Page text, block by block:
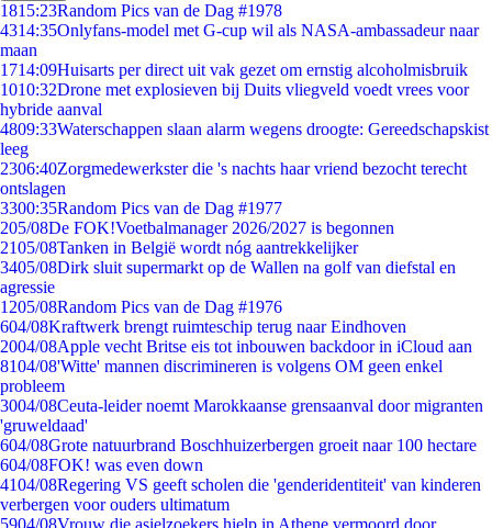
1815:23Random Pics van de Dag #1978
4314:35Onlyfans-model met G-cup wil als NASA-ambassadeur naar
maan
1714:09Huisarts per direct uit vak gezet om ernstig alcoholmisbruik
1010:32Drone met explosieven bij Duits vliegveld voedt vrees voor
hybride aanval
4809:33Waterschappen slaan alarm wegens droogte: Gereedschapskist
leeg
2306:40Zorgmedewerkster die 's nachts haar vriend bezocht terecht
ontslagen
3300:35Random Pics van de Dag #1977
205/08De FOK!Voetbalmanager 2026/2027 is begonnen
2105/08Tanken in België wordt nóg aantrekkelijker
3405/08Dirk sluit supermarkt op de Wallen na golf van diefstal en
agressie
1205/08Random Pics van de Dag #1976
604/08Kraftwerk brengt ruimteschip terug naar Eindhoven
2004/08Apple vecht Britse eis tot inbouwen backdoor in iCloud aan
8104/08'Witte' mannen discrimineren is volgens OM geen enkel
probleem
3004/08Ceuta-leider noemt Marokkaanse grensaanval door migranten
'gruweldaad'
604/08Grote natuurbrand Boschhuizerbergen groeit naar 100 hectare
604/08FOK! was even down
4104/08Regering VS geeft scholen die 'genderidentiteit' van kinderen
verbergen voor ouders ultimatum
5904/08Vrouw die asielzoekers hielp in Athene vermoord door